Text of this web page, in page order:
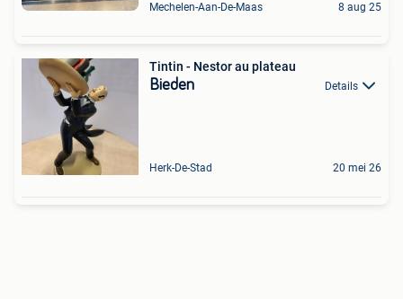
Mechelen-Aan-De-Maas 8 aug 25
Tintin - Nestor au plateau
Bieden Details
Herk-De-Stad 20 mei 26